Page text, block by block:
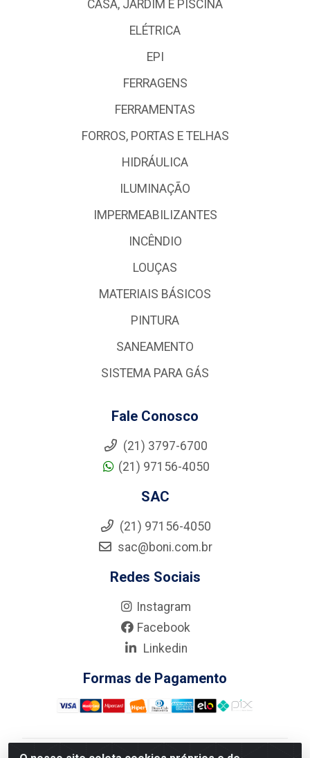
CASA, JARDIM E PISCINA
ELÉTRICA
EPI
FERRAGENS
FERRAMENTAS
FORROS, PORTAS E TELHAS
HIDRÁULICA
ILUMINAÇÃO
IMPERMEABILIZANTES
INCÊNDIO
LOUÇAS
MATERIAIS BÁSICOS
PINTURA
SANEAMENTO
SISTEMA PARA GÁS
Fale Conosco
(21) 3797-6700
(21) 97156-4050
SAC
(21) 97156-4050
sac@boni.com.br
Redes Sociais
Instagram
Facebook
Linkedin
Formas de Pagamento